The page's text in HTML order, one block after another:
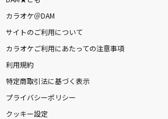
カラオケ＠DAM
サイトのご利用について
カラオケご利用にあたっての注意事項
利用規約
特定商取引法に基づく表示
プライバシーポリシー
クッキー設定